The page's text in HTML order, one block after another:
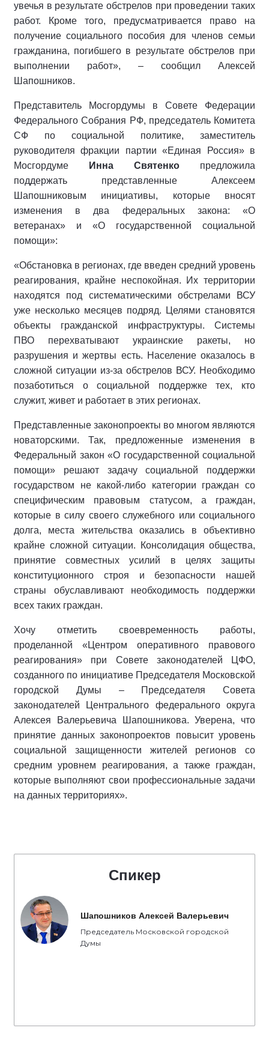
увечья в результате обстрелов при проведении таких
работ. Кроме того, предусматривается право на
получение социального пособия для членов семьи
гражданина, погибшего в результате обстрелов при
выполнении работ», – сообщил Алексей
Шапошников.
Представитель Мосгордумы в Совете Федерации
Федерального Собрания РФ, председатель Комитета
СФ по социальной политике, заместитель
руководителя фракции партии «Единая Россия» в
Мосгордуме Инна Святенко предложила
поддержать представленные Алексеем
Шапошниковым инициативы, которые вносят
изменения в два федеральных закона: «О
ветеранах» и «О государственной социальной
помощи»:
«Обстановка в регионах, где введен средний уровень
реагирования, крайне неспокойная. Их территории
находятся под систематическими обстрелами ВСУ
уже несколько месяцев подряд. Целями становятся
объекты гражданской инфраструктуры. Системы
ПВО перехватывают украинские ракеты, но
разрушения и жертвы есть. Население оказалось в
сложной ситуации из-за обстрелов ВСУ. Необходимо
позаботиться о социальной поддержке тех, кто
служит, живет и работает в этих регионах.
Представленные законопроекты во многом являются
новаторскими. Так, предложенные изменения в
Федеральный закон «О государственной социальной
помощи» решают задачу социальной поддержки
государством не какой-либо категории граждан со
специфическим правовым статусом, а граждан,
которые в силу своего служебного или социального
долга, места жительства оказались в объективно
крайне сложной ситуации. Консолидация общества,
принятие совместных усилий в целях защиты
конституционного строя и безопасности нашей
страны обуславливают необходимость поддержки
всех таких граждан.
Хочу отметить своевременность работы,
проделанной «Центром оперативного правового
реагирования» при Совете законодателей ЦФО,
созданного по инициативе Председателя Московской
городской Думы – Председателя Совета
законодателей Центрального федерального округа
Алексея Валерьевича Шапошникова. Уверена, что
принятие данных законопроектов повысит уровень
социальной защищенности жителей регионов со
средним уровнем реагирования, а также граждан,
которые выполняют свои профессиональные задачи
на данных территориях».
Спикер
Шапошников Алексей Валерьевич
Председатель Московской городской
Думы